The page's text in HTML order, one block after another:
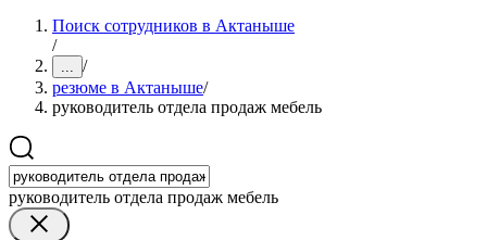
Поиск сотрудников в Актаныше
/
... /
резюме в Актаныше/
руководитель отдела продаж мебель
руководитель отдела продаж мебель